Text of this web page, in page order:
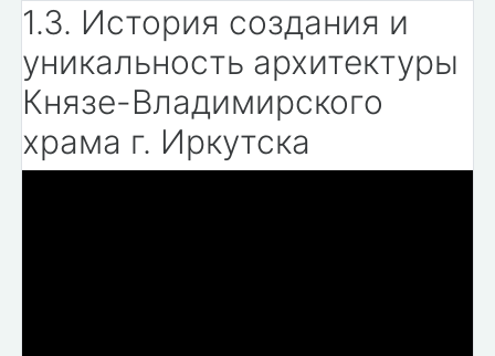
1.3. История создания и
уникальность архитектуры
Князе-Владимирского
храма г. Иркутска